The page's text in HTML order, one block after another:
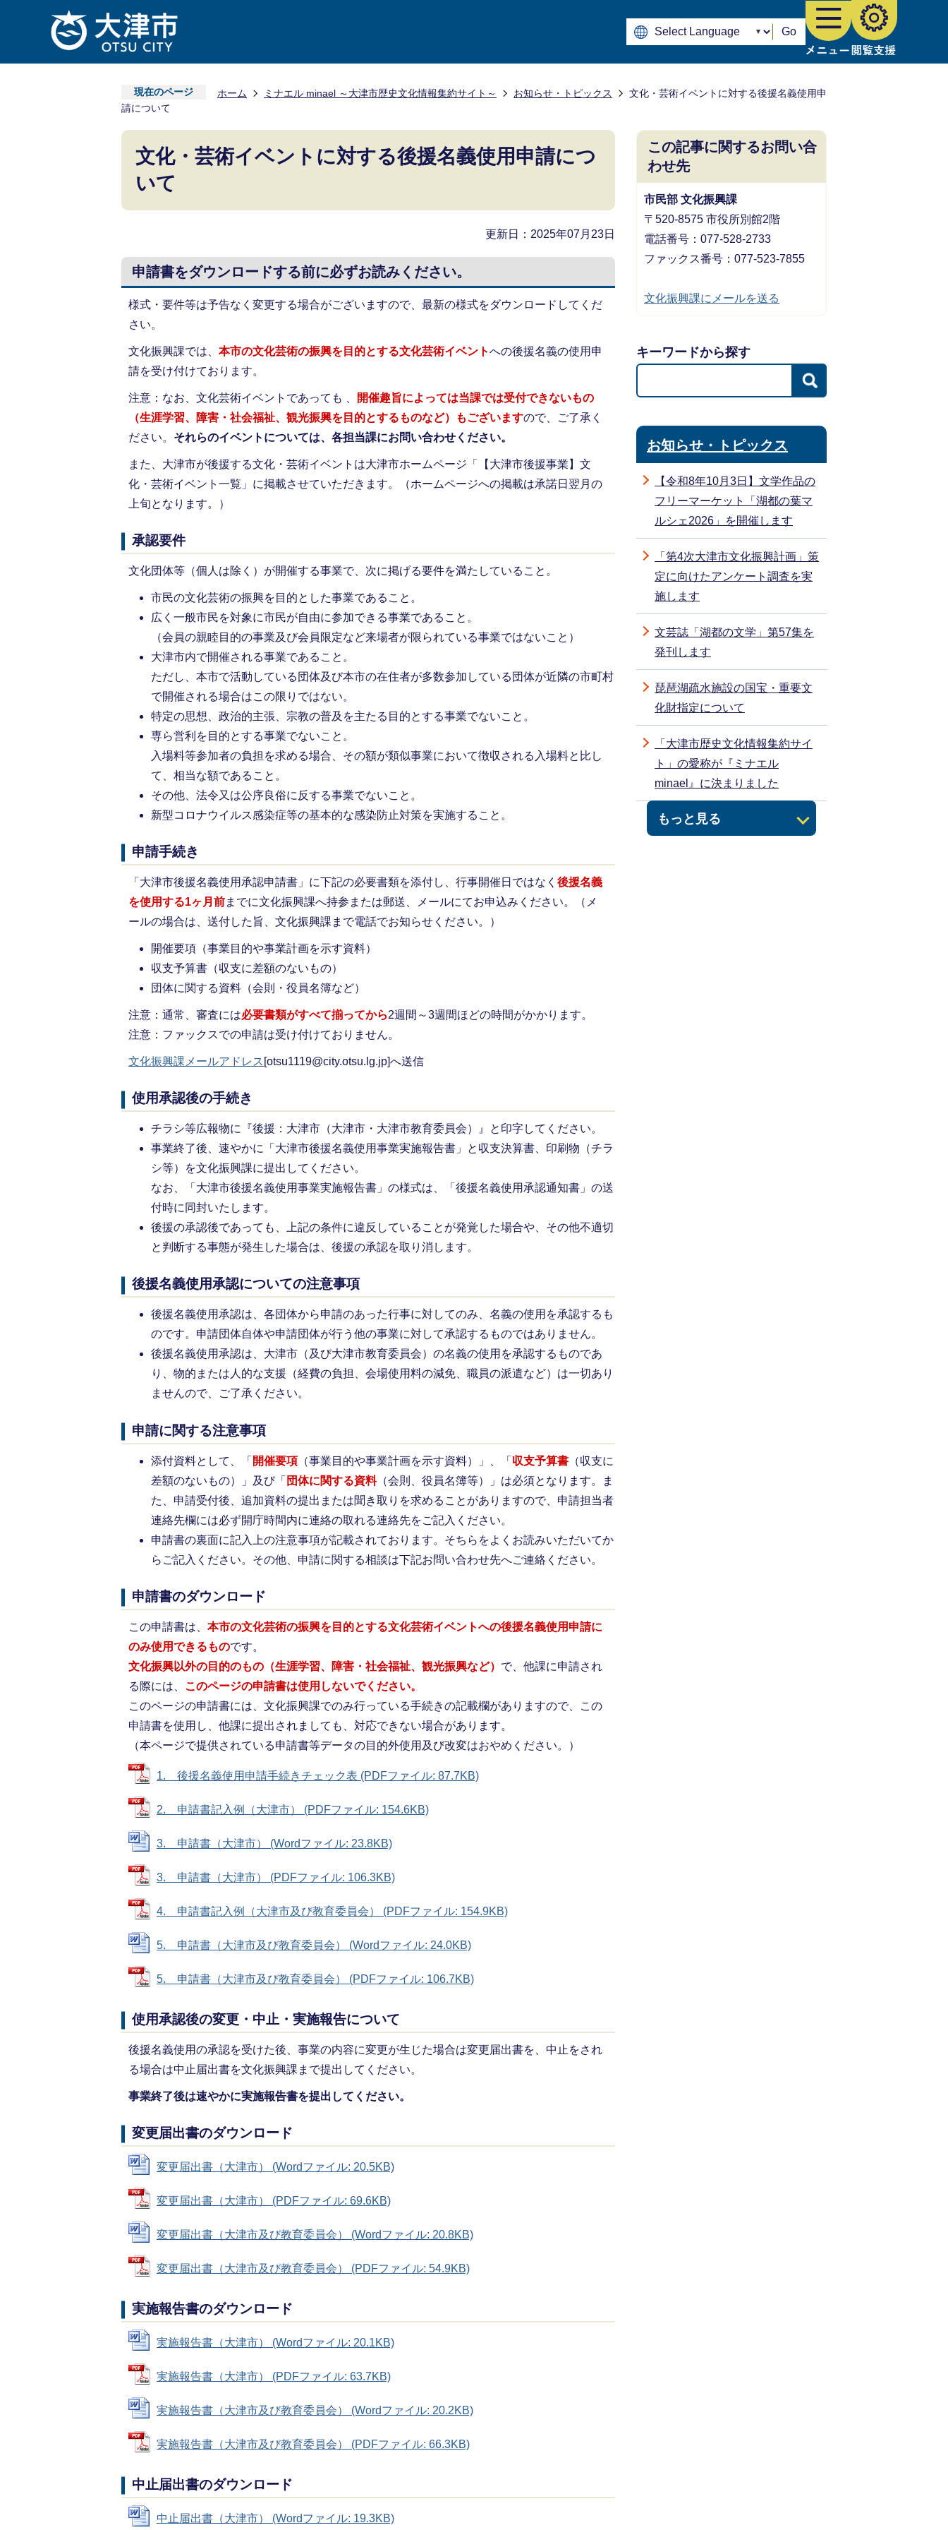
Go
現在のページ ホーム ミナエル minael ～大津市歴史文化情報集約サイト～ お知らせ・トピックス
文化・芸術イベントに対する後援名義使用申
請について
文化・芸術イベントに対する後援名義使用申請につ
いて
更新日：2025年07月23日
申請書をダウンロードする前に必ずお読みください。
様式・要件等は予告なく変更する場合がございますので、最新の様式をダウンロードしてくだ
さい。
文化振興課では、 本市の文化芸術の振興を目的とする文化芸術イベントへの後援名義の使用申
請を受け付けております。
注意：なお、文化芸術イベントであっても 、
開催趣旨によっては当課では受付できないもの
（生涯学習、障害・社会福祉、観光振興を目的とするものなど）もございますので、ご了承く
ださい。 それらのイベントについては、各担当課にお問い合わせください。
また、大津市が後援する文化・芸術イベントは大津市ホームページ「【大津市後援事業】文
化・芸術イベント一覧」に掲載させていただきます。（ホームページへの掲載は承諾日翌月の
上旬となります。）
承認要件
文化団体等（個人は除く）が開催する事業で、次に掲げる要件を満たしていること。
市民の文化芸術の振興を目的とした事業であること。
広く一般市民を対象に市民が自由に参加できる事業であること。
（会員の親睦目的の事業及び会員限定など来場者が限られている事業ではないこと）
大津市内で開催される事業であること。
ただし、本市で活動している団体及び本市の在住者が多数参加している団体が近隣の市町村
で開催される場合はこの限りではない。
特定の思想、政治的主張、宗教の普及を主たる目的とする事業でないこと。
専ら営利を目的とする事業でないこと。
入場料等参加者の負担を求める場合、その額が類似事業において徴収される入場料と比し
て、相当な額であること。
その他、法令又は公序良俗に反する事業でないこと。
新型コロナウイルス感染症等の基本的な感染防止対策を実施すること。
申請手続き
「大津市後援名義使用承認申請書」に下記の必要書類を添付し、行事開催日ではなく 後援名義
を使用する1ヶ月前までに文化振興課へ持参または郵送、メールにてお申込みください。（メ
ールの場合は、送付した旨、文化振興課まで電話でお知らせください。）
開催要項（事業目的や事業計画を示す資料）
収支予算書（収支に差額のないもの）
団体に関する資料（会則・役員名簿など）
注意：通常、審査には必要書類がすべて揃ってから2週間～3週間ほどの時間がかかります。
注意：ファックスでの申請は受け付けておりません。
文化振興課メールアドレス [otsu1119@city.otsu.lg.jp]へ送信
使用承認後の手続き
チラシ等広報物に『後援：大津市（大津市・大津市教育委員会）』と印字してください。
事業終了後、速やかに「大津市後援名義使用事業実施報告書」と収支決算書、印刷物（チラ
シ等）を文化振興課に提出してください。
なお、「大津市後援名義使用事業実施報告書」の様式は、「後援名義使用承認通知書」の送
付時に同封いたします。
後援の承認後であっても、上記の条件に違反していることが発覚した場合や、その他不適切
と判断する事態が発生した場合は、後援の承認を取り消します。
後援名義使用承認についての注意事項
後援名義使用承認は、各団体から申請のあった行事に対してのみ、名義の使用を承認するも
のです。申請団体自体や申請団体が行う他の事業に対して承認するものではありません。
後援名義使用承認は、大津市（及び大津市教育委員会）の名義の使用を承認するものであ
り、物的または人的な支援（経費の負担、会場使用料の減免、職員の派遣など）は一切あり
ませんので、ご了承ください。
申請に関する注意事項
添付資料として、「 開催要項 （事業目的や事業計画を示す資料）」、「 収支予算書 （収支に
差額のないもの）」及び「 団体に関する資料（会則、役員名簿等）」は必須となります。ま
た、申請受付後、追加資料の提出または聞き取りを求めることがありますので、申請担当者
連絡先欄には必ず開庁時間内に連絡の取れる連絡先をご記入ください。
申請書の裏面に記入上の注意事項が記載されております。そちらをよくお読みいただいてか
らご記入ください。その他、申請に関する相談は下記お問い合わせ先へご連絡ください。
申請書のダウンロード
この申請書は、 本市の文化芸術の振興を目的とする文化芸術イベントへの後援名義使用申請に
のみ使用できるものです。
文化振興以外の目的のもの（生涯学習、障害・社会福祉、観光振興など） で、他課に申請され
る際には、 このページの申請書は使用しないでください。
このページの申請書には、文化振興課でのみ行っている手続きの記載欄がありますので、この
申請書を使用し、他課に提出されましても、対応できない場合があります。
（本ページで提供されている申請書等データの目的外使用及び改変はおやめください。）
1. 後援名義使用申請手続きチェック表 (PDFファイル: 87.7KB)
2. 申請書記入例（大津市） (PDFファイル: 154.6KB)
3. 申請書（大津市） (Wordファイル: 23.8KB)
3. 申請書（大津市） (PDFファイル: 106.3KB)
4. 申請書記入例（大津市及び教育委員会） (PDFファイル: 154.9KB)
5. 申請書（大津市及び教育委員会） (Wordファイル: 24.0KB)
5. 申請書（大津市及び教育委員会） (PDFファイル: 106.7KB)
使用承認後の変更・中止・実施報告について
後援名義使用の承認を受けた後、事業の内容に変更が生じた場合は変更届出書を、中止をされ
る場合は中止届出書を文化振興課まで提出してください。
事業終了後は速やかに実施報告書を提出してください。
変更届出書のダウンロード
変更届出書（大津市） (Wordファイル: 20.5KB)
変更届出書（大津市） (PDFファイル: 69.6KB)
変更届出書（大津市及び教育委員会） (Wordファイル: 20.8KB)
変更届出書（大津市及び教育委員会） (PDFファイル: 54.9KB)
実施報告書のダウンロード
実施報告書（大津市） (Wordファイル: 20.1KB)
実施報告書（大津市） (PDFファイル: 63.7KB)
実施報告書（大津市及び教育委員会） (Wordファイル: 20.2KB)
実施報告書（大津市及び教育委員会） (PDFファイル: 66.3KB)
中止届出書のダウンロード
中止届出書（大津市） (Wordファイル: 19.3KB)
この記事に関するお問い合
わせ先
市民部 文化振興課
〒520-8575 市役所別館2階
電話番号：077-528-2733
ファックス番号：077-523-7855
文化振興課にメールを送る
キーワードから探す
お知らせ・トピックス
【令和8年10月3日】文学作品の
フリーマーケット「湖都の葉マ
ルシェ2026」を開催します
「第4次大津市文化振興計画」策
定に向けたアンケート調査を実
施します
文芸誌「湖都の文学」第57集を
発刊します
もっと見る
琵琶湖疏水施設の国宝・重要文
化財指定について
「大津市歴史文化情報集約サイ
ト」の愛称が『ミナエル
minael』に決まりました